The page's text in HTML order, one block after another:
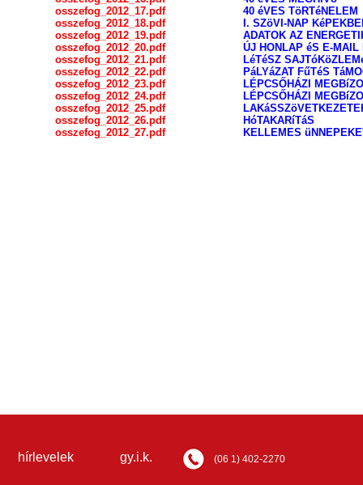
osszefog_2012_17.pdf
40 éVES TöRTéNELEM
osszefog_2012_18.pdf
I. SZöVI-NAP
osszefog_2012_19.pdf
ADATOK AZ
osszefog_2012_20.pdf
ÚJ HONLAP éS E-MAIL
osszefog_2012_21.pdf
LéTéSZ
osszefog_2012_22.pdf
PáLYáZAT FűTéS
osszefog_2012_23.pdf
LÉPCSŐHÁZI
osszefog_2012_24.pdf
LÉPCSŐHÁZI
osszefog_2012_25.pdf
osszefog_2012_26.pdf
HóTAKARíTáS
osszefog_2012_27.pdf
KELLEMES
hírlevelek gy.i.k. (06 1) 402-2270